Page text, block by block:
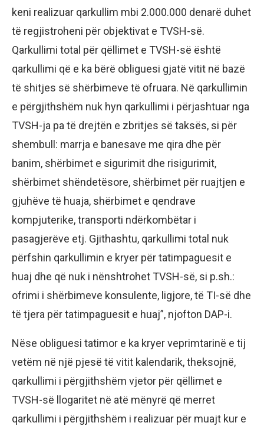
keni realizuar qarkullim mbi 2.000.000 denarë duhet
të regjistroheni për objektivat e TVSH-së.
Qarkullimi total për qëllimet e TVSH-së është
qarkullimi që e ka bërë obliguesi gjatë vitit në bazë
të shitjes së shërbimeve të ofruara. Në qarkullimin
e përgjithshëm nuk hyn qarkullimi i përjashtuar nga
TVSH-ja pa të drejtën e zbritjes së taksës, si për
shembull: marrja e banesave me qira dhe për
banim, shërbimet e sigurimit dhe risigurimit,
shërbimet shëndetësore, shërbimet për ruajtjen e
gjuhëve të huaja, shërbimet e qendrave
kompjuterike, transporti ndërkombëtar i
pasagjerëve etj. Gjithashtu, qarkullimi total nuk
përfshin qarkullimin e kryer për tatimpaguesit e
huaj dhe që nuk i nënshtrohet TVSH-së, si p.sh.:
ofrimi i shërbimeve konsulente, ligjore, të TI-së dhe
të tjera për tatimpaguesit e huaj”, njofton DAP-i.
Nëse obliguesi tatimor e ka kryer veprimtarinë e tij
vetëm në një pjesë të vitit kalendarik, theksojnë,
qarkullimi i përgjithshëm vjetor për qëllimet e
TVSH-së llogaritet në atë mënyrë që merret
qarkullimi i përgjithshëm i realizuar për muajt kur e